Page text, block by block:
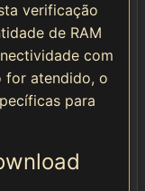
verificação
de RAM
com
for atendido, o
para